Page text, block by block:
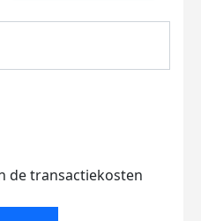
de transactiekosten